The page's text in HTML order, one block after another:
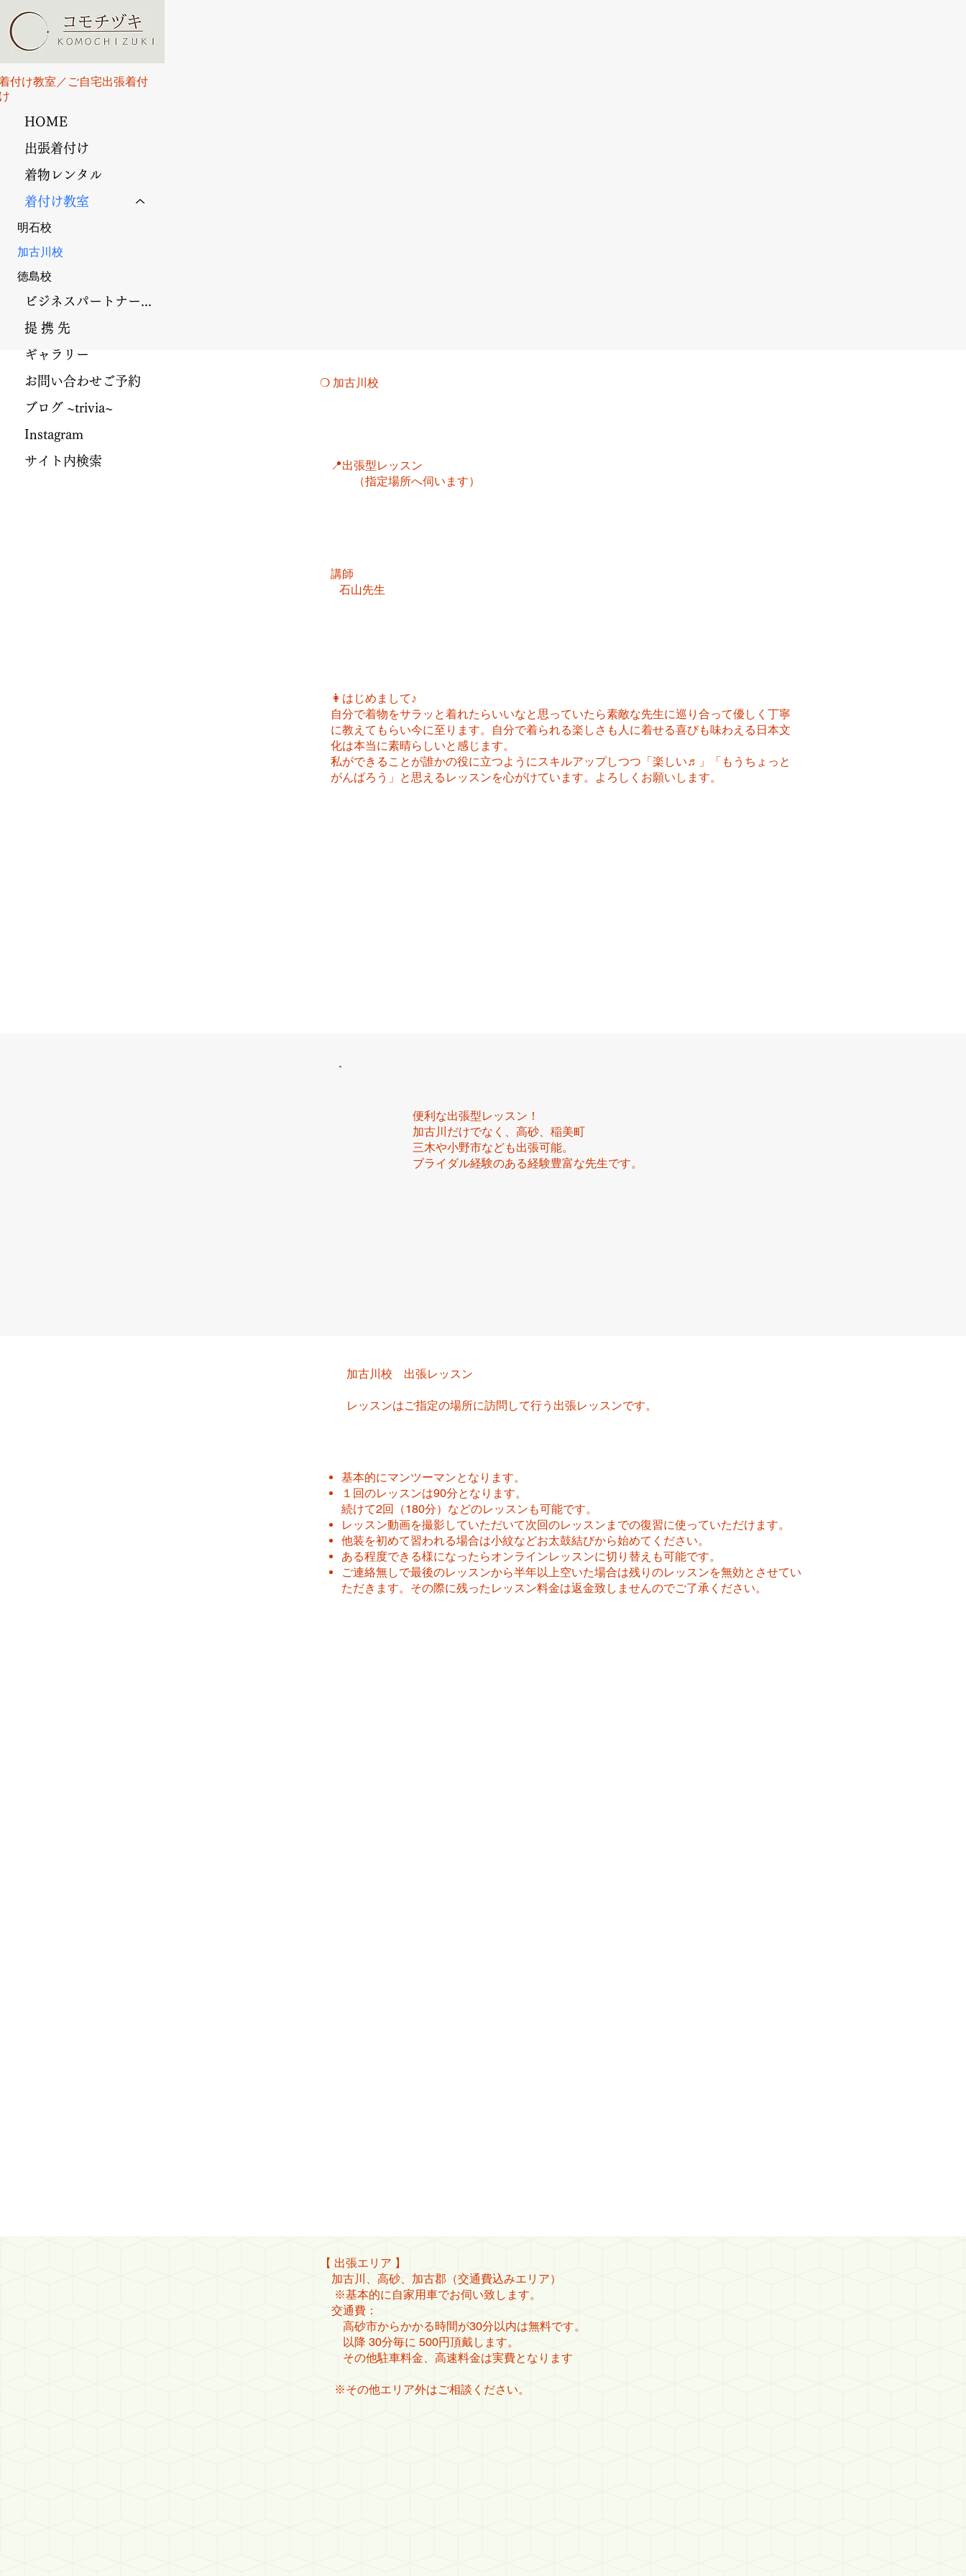
​❍ 加古川校
📍出張型レッスン
（指定場所へ伺います）
講師
石山先生
👩はじめまして♪
自分で着物をサラッと着れたらいいなと思っていたら素敵な先生に巡り合って優しく丁寧
に教えてもらい今に至ります。自分で着られる楽しさも人に着せる喜びも味わえる日本文
化は本当に素晴らしいと感じます。
私ができることが誰かの役に立つようにスキルアップしつつ「楽しい♬」「もうちょっと
がんばろう」と思えるレッスンを心がけています。よろしくお願いします。
便利な出張型レッスン！
加古川だけでなく、高砂、稲美町
三木や小野市なども出張可能。
ブライダル経験のある経験豊富な先生です。
加古川校 出張レッスン
レッスンはご指定の場所に訪問して行う出張レッスンです。
基本的にマンツーマンとなります。
１回のレッスンは90分となります。
続けて2回（180分）などのレッスンも可能です。
レッスン動画を撮影していただいて次回のレッスンまでの復習に使っていただけます。
他装を初めて習われる場合は小紋などお太鼓結びから始めてください。
ある程度できる様になったらオンラインレッスンに切り替えも可能です。
ご連絡無しで最後のレッスンから半年以上空いた場合は残りのレッスンを無効とさせてい
ただきます。その際に残ったレッスン料金は返金致しませんのでご了承ください。
【 出張エリア 】
加古川、高砂、加古郡（交通費込みエリア）
※基本的に自家用車でお伺い致します。
交通費：
高砂市からかかる時間が30分以内は無料です。
以降 30分毎に 500円頂戴します。
その他駐車料金、高速料金は実費となります
※その他エリア外はご相談ください。
付け教室／ご自宅出張着付
HOME
出張着付け
着物レンタル
着付け教室
明石校
加古川校
徳島校
ビジネスパートナー募集
提 携 先
ギャラリー
お問い合わせご予約
ブログ ~trivia~
Instagram
サイト内検索